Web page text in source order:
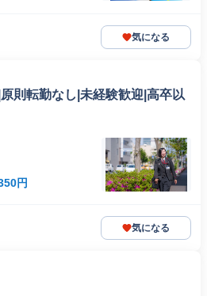
気になる
則転勤なし|未経験歓迎|高卒以
円
気になる